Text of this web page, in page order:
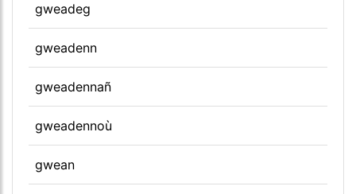
gweadeg
gweadenn
gweadennañ
gweadennoù
gwean